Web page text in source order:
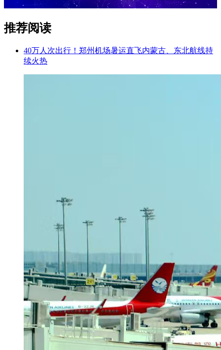
推荐阅读
40万人次出行！郑州机场暑运直飞内蒙古、东北航线持
续火热